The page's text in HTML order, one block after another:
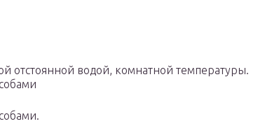
водой, комнатной температуры.